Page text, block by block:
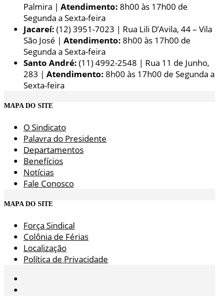
Palmira | Atendimento: 8h00 às 17h00 de
Segunda a Sexta-feira
Jacareí: (12) 3951-7023 | Rua Lili D’Avila, 44 – Vila
São José | Atendimento: 8h00 às 17h00 de
Segunda a Sexta-feira
Santo André: (11) 4992-2548 | Rua 11 de Junho,
283 | Atendimento: 8h00 às 17h00 de Segunda a
Sexta-feira
MAPA DO SITE
O Sindicato
Palavra do Presidente
Departamentos
Benefícios
Notícias
Fale Conosco
MAPA DO SITE
Força Sindical
Colônia de Férias
Localização
Política de Privacidade